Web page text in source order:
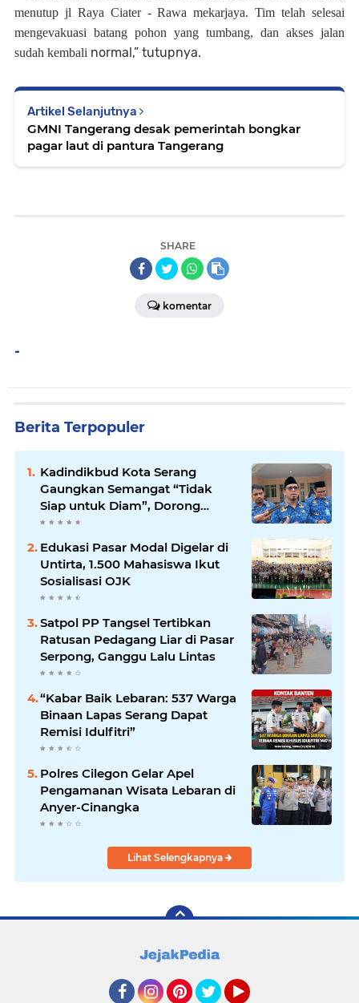
menutup jl Raya Ciater - Rawa mekarjaya. Tim telah selesai
mengevakuasi batang pohon yang tumbang, dan akses jalan
sudah kembali normal,” tutupnya.
Artikel Selanjutnya
GMNI Tangerang desak pemerintah bongkar
pagar laut di pantura Tangerang
SHARE
komentar
-
Berita Terpopuler
Kadindikbud Kota Serang
Gaungkan Semangat “Tidak
Siap untuk Diam”, Dorong
Layanan Lebih Responsif
Edukasi Pasar Modal Digelar di
Untirta, 1.500 Mahasiswa Ikut
Sosialisasi OJK
Satpol PP Tangsel Tertibkan
Ratusan Pedagang Liar di Pasar
Serpong, Ganggu Lalu Lintas
“Kabar Baik Lebaran: 537 Warga
Binaan Lapas Serang Dapat
Remisi Idulfitri”
Polres Cilegon Gelar Apel
Pengamanan Wisata Lebaran di
Anyer-Cinangka
Lihat Selengkapnya